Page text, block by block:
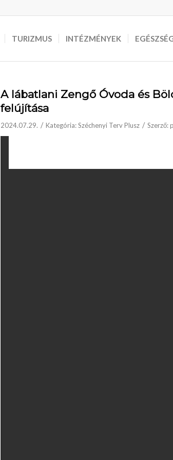
TURIZMUS INTÉZMÉNYEK
A lábatlani Zengő Óvoda és
felújítása
2024.07.29. / Kategória:Széchenyi Terv Plusz / Szerző: